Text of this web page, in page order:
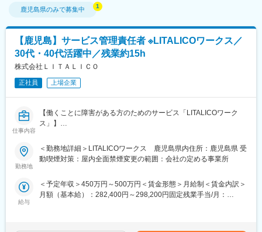
鹿児島県のみで募集中
【鹿児島】サービス管理責任者 ※LITALICOワークス／
30代・40代活躍中／残業約15h
株式会社ＬＩＴＡＬＩＣＯ
正社員 上場企業
仕事内容
【働くことに障害がある方のためのサービス「LITALICOワーク
ス」】
■業務内容：
障害がある方の現状・希望を把握して、社会で活躍するまでの
の希望や適性を把握した上で、最適な支援計画を立案・実行して
いきます。
勤務地
＜勤務地詳細＞LITALICOワークス 鹿児島県内住所：鹿児島県 受
動喫煙対策：屋内全面禁煙変更の範囲：会社の定める事業所
給与
＜予定年収＞450万円～500万円＜賃金形態＞月給制＜賃金内訳＞
月額（基本給）：282,400円～298,200円固定残業手当/月：